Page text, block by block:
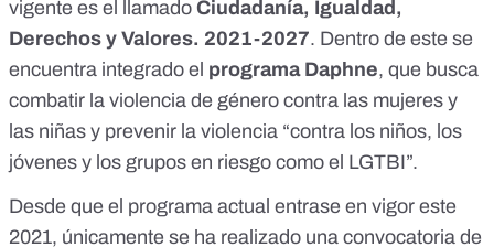
vigente es el llamado Ciudadanía, Igualdad,
Derechos y Valores. 2021-2027. Dentro de este se
encuentra integrado el programa Daphne, que busca
combatir la violencia de género contra las mujeres y
las niñas y prevenir la violencia “contra los niños, los
jóvenes y los grupos en riesgo como el LGTBI”.
Desde que el programa actual entrase en vigor este
2021, únicamente se ha realizado una convocatoria de